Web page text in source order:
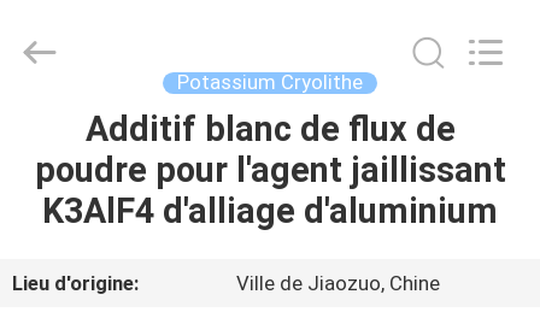
LA
MAISON
PRODUITS
Imp.&Exp.Co.,Ltd.
Potassium Cryolithe
Additif blanc de flux de
poudre pour l'agent jaillissant
K3AlF4 d'alliage d'aluminium
Lieu d'origine:
Ville de Jiaozuo, Chine